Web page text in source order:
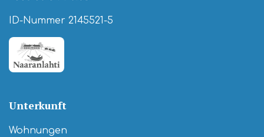
ID-Nummer 2145521-5
Unterkunft
Wohnungen